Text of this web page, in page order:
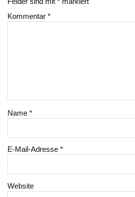
Kommentar*
Name*
E-Mail-Adresse*
Website